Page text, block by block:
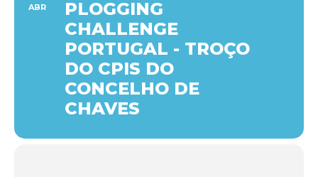
ABR
PLOGGING
CHALLENGE
PORTUGAL - TROÇO
DO CPIS DO
CONCELHO DE
CHAVES